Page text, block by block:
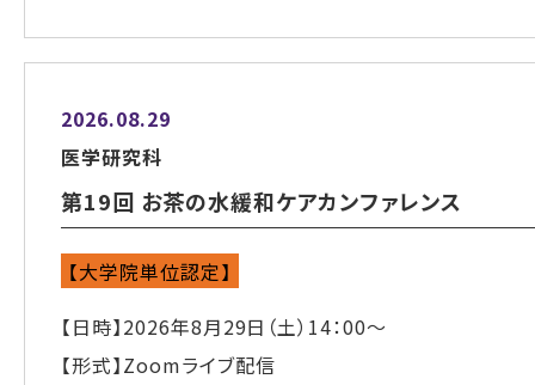
2026.08.29
医学研究科
第19回 お茶の水緩和ケアカンファレンス
【大学院単位認定】
【日時】2026年8月29日（土）14：00～
【形式】Zoomライブ配信